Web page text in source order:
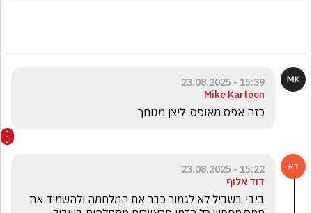
15:39 - 23.08.2025
Mike Kartoon
כזה אפס מאופס. ליצן מגוחך
15:22 - 23.08.2025
דוד אלוף